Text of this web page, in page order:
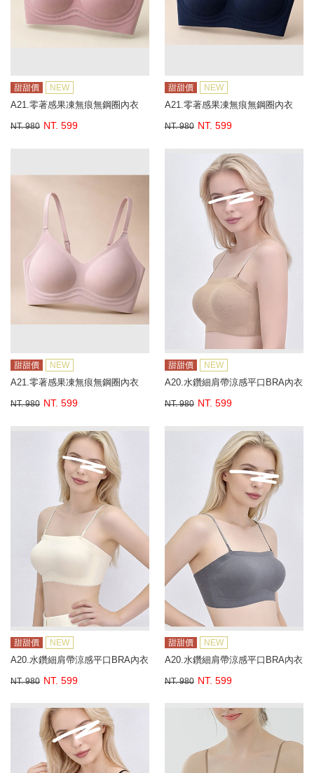
甜甜價 NEW
A21.零著感果凍無痕無鋼圈內衣
NT. 980 NT. 599
甜甜價 NEW
A21.零著感果凍無痕無鋼圈內衣
NT. 980 NT. 599
甜甜價 NEW
A21.零著感果凍無痕無鋼圈內衣
NT. 980 NT. 599
甜甜價 NEW
A20.水鑽細肩帶涼感平口BRA內衣
NT. 980 NT. 599
甜甜價 NEW
A20.水鑽細肩帶涼感平口BRA內衣
NT. 980 NT. 599
甜甜價 NEW
A20.水鑽細肩帶涼感平口BRA內衣
NT. 980 NT. 599